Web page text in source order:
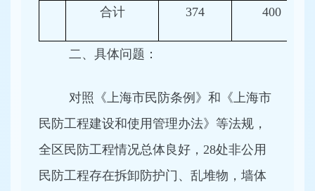
合计 374 400
二、具体问题：
对照《上海市民防条例》和《上海市
民防工程建设和使用管理办法》等法规，
全区民防工程情况总体良好，28处非公用
民防工程存在拆卸防护门、乱堆物，墙体